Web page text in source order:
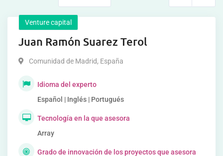
Venture capital
Juan Ramón Suarez Terol
Comunidad de Madrid, España
Idioma del experto
Español | Inglés | Portugués
Tecnología en la que asesora
Array
Grado de innovación de los proyectos que asesora